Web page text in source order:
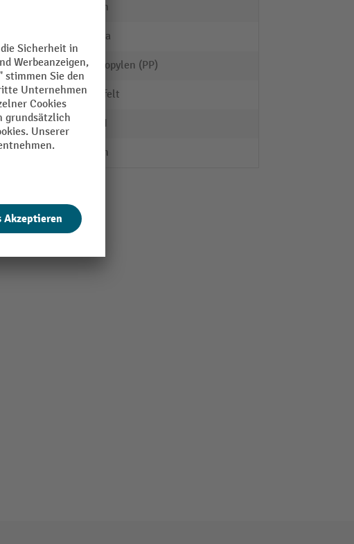
2000 m
bawepa
Polypropylen (PP)
gewaffelt
1700 N
2000 m